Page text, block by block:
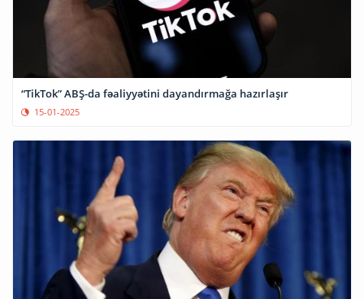
“TikTok” ABŞ-da fəaliyyətini dayandırmağa hazırlaşır
15-01-2025